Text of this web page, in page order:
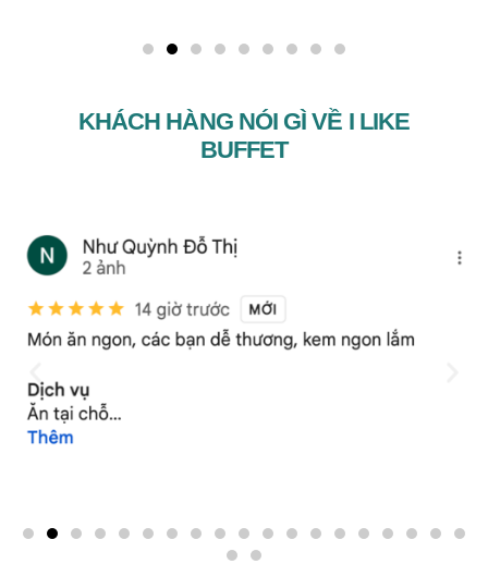
KHÁCH HÀNG NÓI GÌ VỀ I LIKE
BUFFET